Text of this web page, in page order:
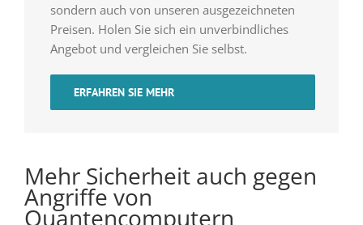
sondern auch von unseren ausgezeichneten
Preisen. Holen Sie sich ein unverbindliches
Angebot und vergleichen Sie selbst.
ERFAHREN SIE MEHR
Mehr Sicherheit auch gegen
Angriffe von
Quantencomputern